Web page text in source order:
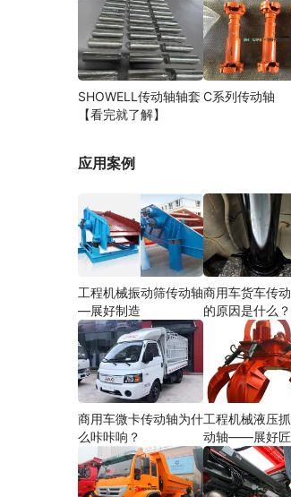
SHOWELL传动轴轴套
【看完就了解】
C系列传动轴
应用案例
工程机械振动筛传动轴
—展好制造
商用车货车传
的原因是什么
商用车微卡传动轴为什
么咔咔响？
工程机械液压
动轴——展好匠